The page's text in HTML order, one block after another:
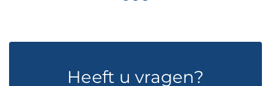
Heeft u vragen?